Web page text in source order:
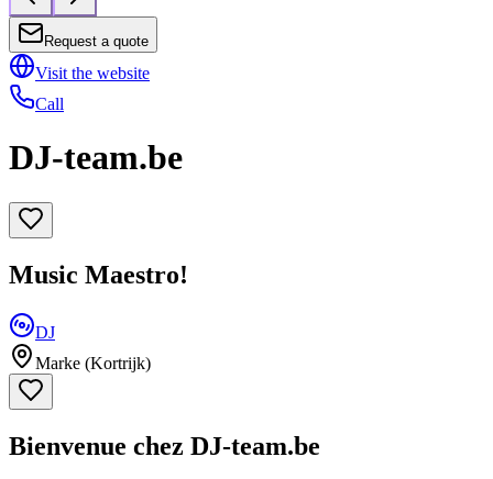
Request a quote
Visit the website
Call
DJ-team.be
Music Maestro!
DJ
Marke (Kortrijk)
Bienvenue chez DJ-team.be